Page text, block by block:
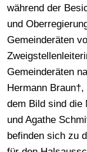
während der
und
Gemeinderäten
Gemeinderäten
Hermann
dem Bild sind die
und Agathe
befinden sich zu